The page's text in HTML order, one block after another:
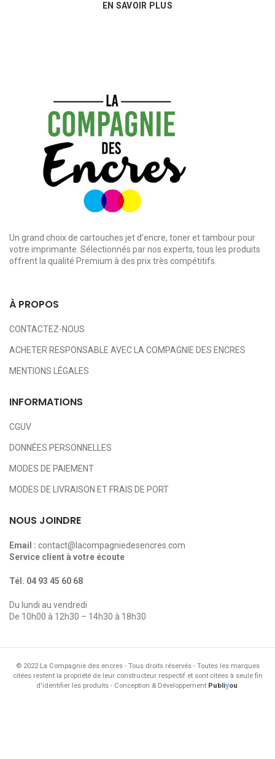
EN SAVOIR PLUS
Un grand choix de cartouches jet d’encre, toner et tambour pour
votre imprimante. Sélectionnés par nos experts, tous les produits
offrent la qualité Premium à des prix très compétitifs.
À PROPOS
CONTACTEZ-NOUS
ACHETER RESPONSABLE AVEC LA COMPAGNIE DES ENCRES
MENTIONS LÉGALES
INFORMATIONS
CGUV
DONNÉES PERSONNELLES
MODES DE PAIEMENT
MODES DE LIVRAISON ET FRAIS DE PORT
NOUS JOINDRE
Email : contact@lacompagniedesencres.com
Service client à votre écoute
Tél. 04 93 45 60 68
Du lundi au vendredi
De 10h00 à 12h30 – 14h30 à 18h30
© 2022 La Compagnie des encres - Tous droits réservés - Toutes les marques
citées restent la propriété de leur constructeur respectif et sont citées à seule fin
d'identifier les produits - Conception & Développement Publiyou.